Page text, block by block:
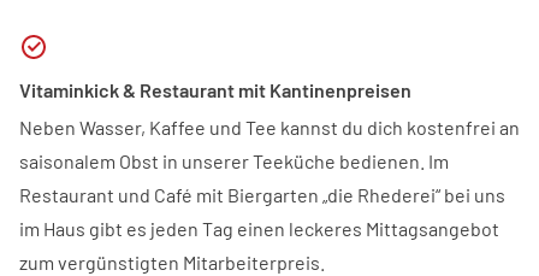
Vitaminkick & Restaurant mit Kantinenpreisen
Neben Wasser, Kaffee und Tee kannst du dich kostenfrei an
saisonalem Obst in unserer Teeküche bedienen. Im
Restaurant und Café mit Biergarten „die Rhederei“ bei uns
im Haus gibt es jeden Tag einen leckeres Mittagsangebot
zum vergünstigten Mitarbeiterpreis.